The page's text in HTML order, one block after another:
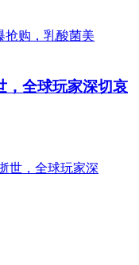
，全球玩家深切哀